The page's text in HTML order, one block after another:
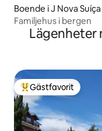
Boende i J Nova Suíça
Familjehus i bergen
Lägenheter
Populär gästfavorit
Gästfavorit